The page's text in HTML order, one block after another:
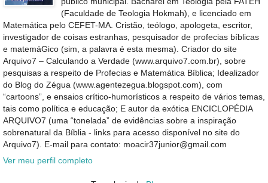
(Faculdade de Teologia Hokmah), e licenciado em
Matemática pelo CEFET-MA. Cristão, teólogo, apologeta, escritor,
investigador de coisas estranhas, pesquisador de profecias bíblicas
e matemáGico (sim, a palavra é esta mesma). Criador do site
Arquivo7 – Calculando a Verdade (www.arquivo7.com.br), sobre
pesquisas a respeito de Profecias e Matemática Bíblica; Idealizador
do Blog do Zégua (www.agentezegua.blogspot.com), com
“cartoons”, e ensaios crítico-humorísticos a respeito de vários temas,
tais como política e educação; E autor da exótica ENCICLOPÉDIA
ARQUIVO7 (uma “tonelada” de evidências sobre a inspiração
sobrenatural da Bíblia - links para acesso disponível no site do
Arquivo7). E-mail para contato: moacir37junior@gmail.com
Ver meu perfil completo